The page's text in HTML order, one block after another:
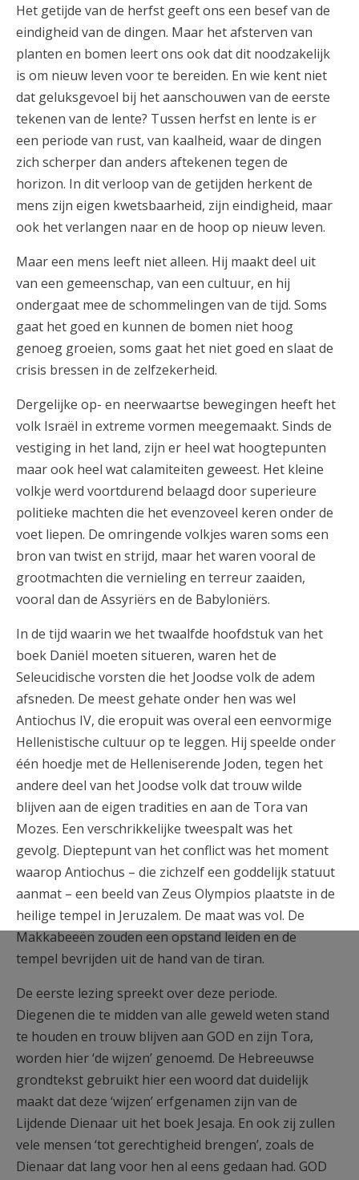
Het getijde van de herfst geeft ons een besef van de
eindigheid van de dingen. Maar het afsterven van
planten en bomen leert ons ook dat dit noodzakelijk
is om nieuw leven voor te bereiden. En wie kent niet
dat geluksgevoel bij het aanschouwen van de eerste
tekenen van de lente? Tussen herfst en lente is er
een periode van rust, van kaalheid, waar de dingen
zich scherper dan anders aftekenen tegen de
horizon. In dit verloop van de getijden herkent de
mens zijn eigen kwetsbaarheid, zijn eindigheid, maar
ook het verlangen naar en de hoop op nieuw leven.
Maar een mens leeft niet alleen. Hij maakt deel uit
van een gemeenschap, van een cultuur, en hij
ondergaat mee de schommelingen van de tijd. Soms
gaat het goed en kunnen de bomen niet hoog
genoeg groeien, soms gaat het niet goed en slaat de
crisis bressen in de zelfzekerheid.
Dergelijke op- en neerwaartse bewegingen heeft het
volk Israël in extreme vormen meegemaakt. Sinds de
vestiging in het land, zijn er heel wat hoogtepunten
maar ook heel wat calamiteiten geweest. Het kleine
volkje werd voortdurend belaagd door superieure
politieke machten die het evenzoveel keren onder de
voet liepen. De omringende volkjes waren soms een
bron van twist en strijd, maar het waren vooral de
grootmachten die vernieling en terreur zaaiden,
vooral dan de Assyriërs en de Babyloniërs.
In de tijd waarin we het twaalfde hoofdstuk van het
boek Daniël moeten situeren, waren het de
Seleucidische vorsten die het Joodse volk de adem
afsneden. De meest gehate onder hen was wel
Antiochus IV, die eropuit was overal een eenvormige
Hellenistische cultuur op te leggen. Hij speelde onder
één hoedje met de Helleniserende Joden, tegen het
andere deel van het Joodse volk dat trouw wilde
blijven aan de eigen tradities en aan de Tora van
Mozes. Een verschrikkelijke tweespalt was het
gevolg. Dieptepunt van het conflict was het moment
waarop Antiochus – die zichzelf een goddelijk statuut
aanmat – een beeld van Zeus Olympios plaatste in de
heilige tempel in Jeruzalem. De maat was vol. De
Makkabeeën zouden een opstand leiden en de
tempel bevrijden uit de hand van de tiran.
De eerste lezing spreekt over deze periode.
Diegenen die te midden van alle geweld weten stand
te houden en trouw blijven aan GOD en zijn Tora,
worden hier ‘de wijzen’ genoemd. De Hebreeuwse
grondtekst gebruikt hier een woord dat duidelijk
maakt dat deze ‘wijzen’ erfgenamen zijn van de
Lijdende Dienaar uit het boek Jesaja. En ook zij zullen
vele mensen ‘tot gerechtigheid brengen’, zoals de
Dienaar dat lang voor hen al eens gedaan had. GOD